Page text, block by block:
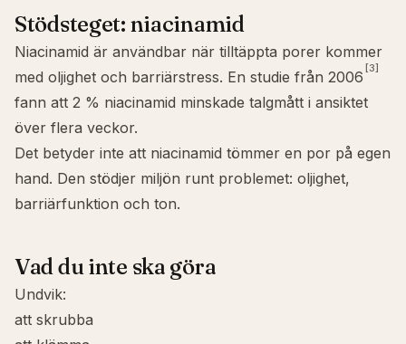
Stödsteget: niacinamid
Niacinamid är användbar när tilltäppta porer kommer
med oljighet och barriärstress. En studie från 2006 [3]
fann att 2 % niacinamid minskade talgmått i ansiktet
över flera veckor.
Det betyder inte att niacinamid tömmer en por på egen
hand. Den stödjer miljön runt problemet: oljighet,
barriärfunktion och ton.
Vad du inte ska göra
Undvik:
att skrubba